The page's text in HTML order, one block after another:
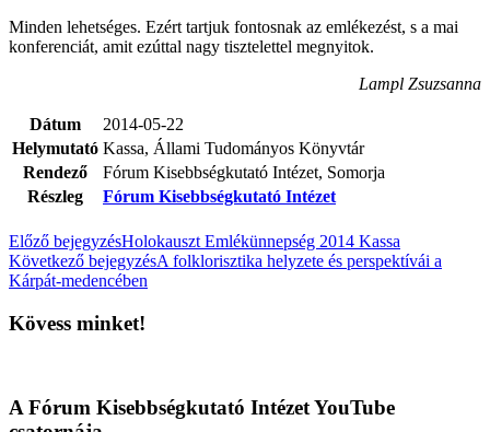
Minden lehetséges. Ezért tartjuk fontosnak az emlékezést, s a mai
konferenciát, amit ezúttal nagy tisztelettel megnyitok.
Lampl Zsuzsanna
Dátum
2014-05-22
Helymutató Kassa, Állami Tudományos Könyvtár
Rendező
Fórum Kisebbségkutató Intézet, Somorja
Részleg
Fórum Kisebbségkutató Intézet
Előző bejegyzésHolokauszt Emlékünnepség 2014 Kassa
Következő bejegyzésA folklorisztika helyzete és perspektívái a
Kárpát-medencében
Kövess minket!
A Fórum Kisebbségkutató Intézet YouTube